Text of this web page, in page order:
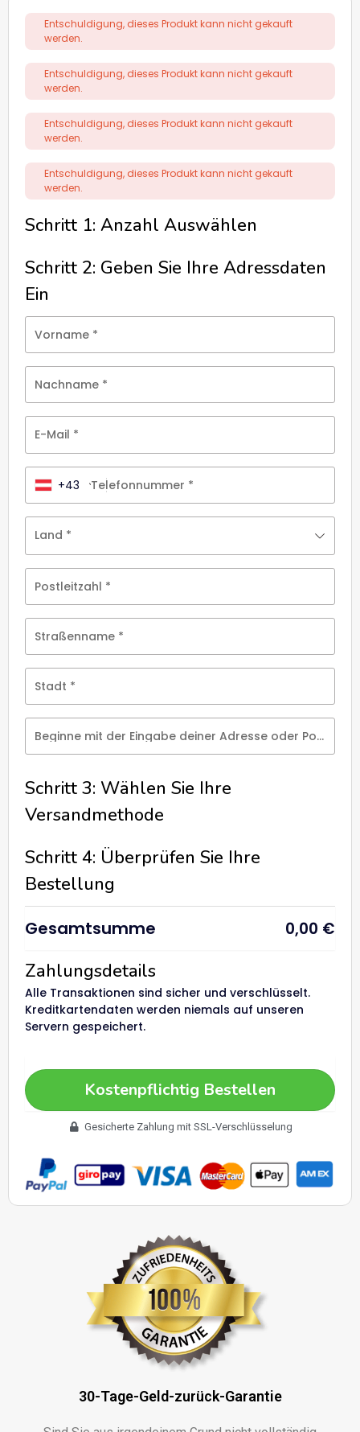
Entschuldigung, dieses Produkt kann nicht gekauft
werden.
Entschuldigung, dieses Produkt kann nicht gekauft
werden.
Entschuldigung, dieses Produkt kann nicht gekauft
werden.
Entschuldigung, dieses Produkt kann nicht gekauft
werden.
Schritt 1: Anzahl Auswählen
Schritt 2: Geben Sie Ihre Adressdaten
Ein
Vorname *
Nachname *
E-Mail *
Telefonnummer *
+43
Land *
Postleitzahl *
Straßenname *
Stadt *
Beginne mit der Eingabe deiner Adresse oder Postleitzahl
Schritt 3: Wählen Sie Ihre
Versandmethode
Schritt 4: Überprüfen Sie Ihre
Bestellung
Gesamtsumme 0,00 €
Zahlungsdetails
Alle Transaktionen sind sicher und verschlüsselt.
Kreditkartendaten werden niemals auf unseren
Servern gespeichert.
Kostenpflichtig Bestellen
Gesicherte Zahlung mit SSL-Verschlüsselung
30-Tage-Geld-zurück-Garantie